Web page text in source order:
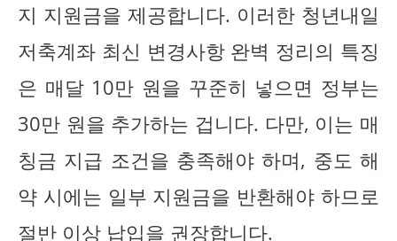
지 지원금을 제공합니다. 이러한 청년내일
저축계좌 최신 변경사항 완벽 정리의 특징
은 매달 10만 원을 꾸준히 넣으면 정부는
30만 원을 추가하는 겁니다. 다만, 이는 매
칭금 지급 조건을 충족해야 하며, 중도 해
약 시에는 일부 지원금을 반환해야 하므로
절반 이상 납입을 권장합니다.